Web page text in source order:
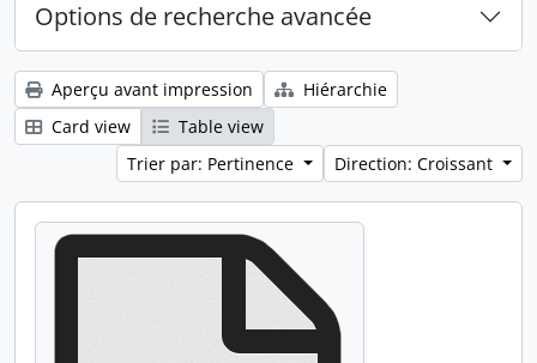
Options de recherche avancée
Aperçu avant impression
Hiérarchie
Card view
Table view
Trier par: Pertinence
Direction: Croissant